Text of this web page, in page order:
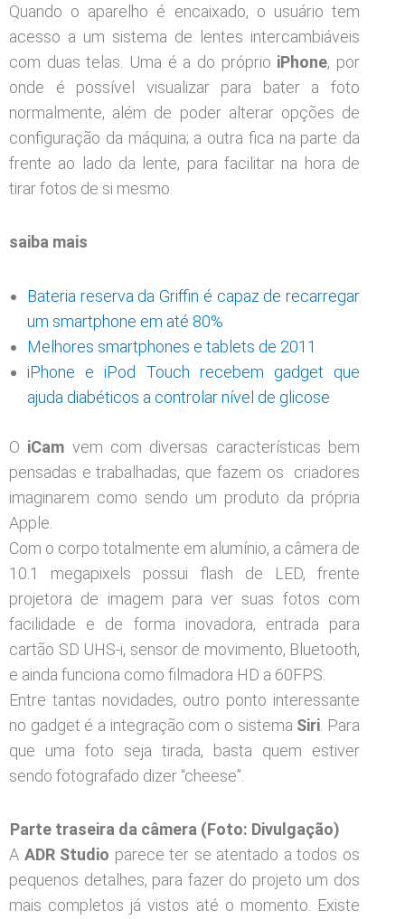
Quando o aparelho é encaixado, o usuário tem
acesso a um sistema de lentes intercambiáveis​​
com duas telas. Uma é a do próprio iPhone, por
onde é possível visualizar para bater a foto
normalmente, além de poder alterar opções de
configuração da máquina; a outra fica na parte da
frente ao lado da lente, para facilitar na hora de
tirar fotos de si mesmo.
saiba mais
Bateria reserva da Griffin é capaz de recarregar
um smartphone em até 80%
Melhores smartphones e tablets de 2011
iPhone e iPod Touch recebem gadget que
ajuda diabéticos a controlar nível de glicose
O iCam vem com diversas características bem
pensadas e trabalhadas, que fazem os criadores
imaginarem como sendo um produto da própria
Apple.
Com o corpo totalmente em alumínio, a câmera de
10.1 megapixels possui flash de LED, frente
projetora de imagem para ver suas fotos com
facilidade e de forma inovadora, entrada para
cartão SD UHS-i, sensor de movimento, Bluetooth,
e ainda funciona como filmadora HD a 60FPS.
Entre tantas novidades, outro ponto interessante
no gadget é a integração com o sistema Siri . Para
que uma foto seja tirada, basta quem estiver
sendo fotografado dizer “cheese”.
Parte traseira da câmera (Foto: Divulgação)
A ADR Studio parece ter se atentado a todos os
pequenos detalhes, para fazer do projeto um dos
mais completos já vistos até o momento. Existe